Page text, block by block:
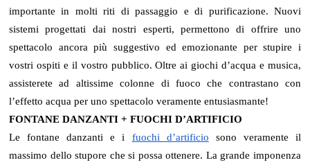
importante in molti riti di passaggio e di purificazione. Nuovi
sistemi progettati dai nostri esperti, permettono di offrire uno
spettacolo ancora più suggestivo ed emozionante per stupire i
vostri ospiti e il vostro pubblico. Oltre ai giochi d’acqua e musica,
assisterete ad altissime colonne di fuoco che contrastano con
l’effetto acqua per uno spettacolo veramente entusiasmante!
FONTANE DANZANTI + FUOCHI D’ARTIFICIO
Le fontane danzanti e i fuochi d’artificio sono veramente il
massimo dello stupore che si possa ottenere. La grande imponenza